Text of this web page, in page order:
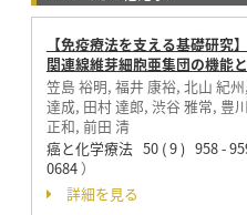
【免疫療法を支える基礎研究
関連線維芽細胞亜集団の機能
笠島 裕明, 福井 康裕, 北山 紀
達成, 田村 達郎, 渋谷 雅常, 豊
正和, 前田 清
癌と化学療法 50 ( 9 ) 958 -
0684）
詳細を見る